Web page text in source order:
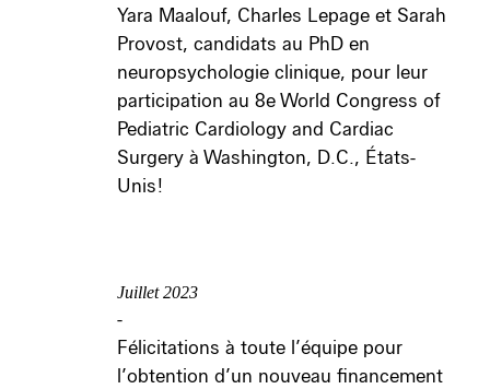
Yara Maalouf, Charles Lepage et Sarah
Provost, candidats au PhD en
neuropsychologie clinique, pour leur
participation au 8e World Congress of
Pediatric Cardiology and Cardiac
Surgery à Washington, D.C., États-
Unis!
Juillet 2023
-
Félicitations à toute l’équipe pour
l’obtention d’un nouveau financement